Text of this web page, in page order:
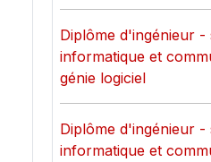
Diplôme d'ingénieur -
informatique et
génie logiciel
Diplôme d'ingénieur -
informatique et